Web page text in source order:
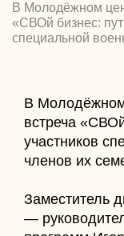
В Молодёжном
«СВОй бизнес:
специальной
В
встреча
участников
членов их
Заместитель
—